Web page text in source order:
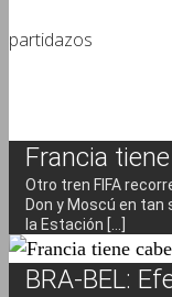
partidazos
Francia
Otro tren FIFA
Don y Moscú en tan
la Estación [...]
BRA-BEL: